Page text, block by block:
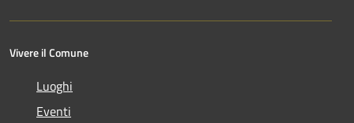
Vivere il Comune
Luoghi
Eventi